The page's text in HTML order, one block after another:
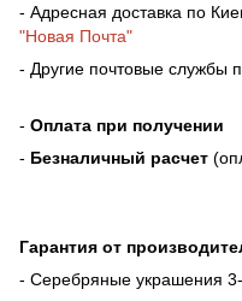
- Адресная доставка по
"Новая Почта"
- Другие почтовые службы
- Оплата при получении
- Безналичный расчет
Гарантия от
- Серебряные украшения